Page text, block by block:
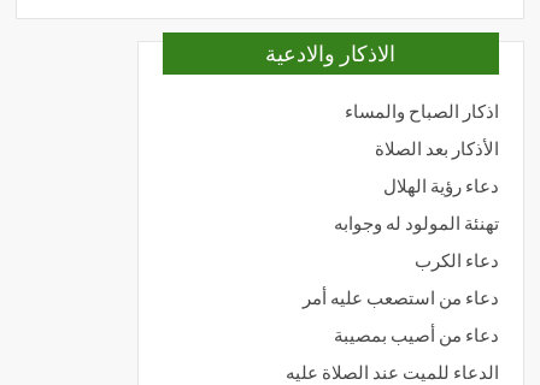
الاذكار والادعية
اذكار الصباح والمساء
الأذكار بعد الصلاة
دعاء رؤية الهلال
تهنئة المولود له وجوابه
دعاء الكرب
دعاء من استصعب عليه أمر
دعاء من أصيب بمصيبة
الدعاء للميت عند الصلاة عليه